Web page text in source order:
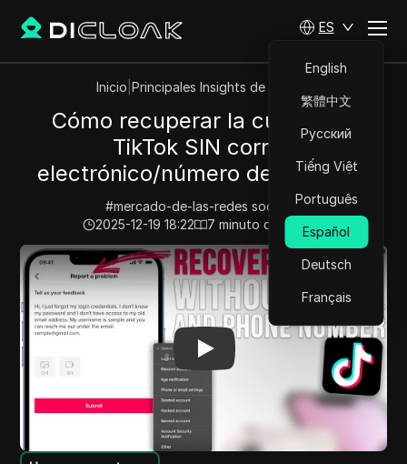
ES
English
繁體中文
Русский
Tiếng Việt
Português
Español
Deutsch
Français
Inicio Principales Insights de Videos
Cómo recuperar la cuenta de
TikTok SIN correo
electrónico/número de teléfono.
#mercado-de-las-redes socialesi
2025-12-19 18:22
7 minuto de lectura
Play Video:Cómo recuperar la cuenta de TikTok SIN